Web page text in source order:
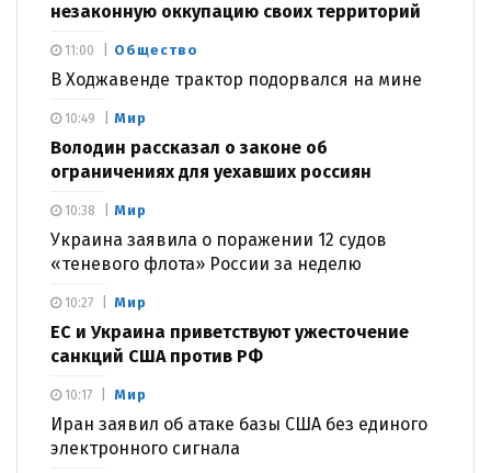
незаконную оккупацию своих территорий
Общество
В Ходжавенде трактор подорвался на мине
11:00
Мир
Володин рассказал о законе об
ограничениях для уехавших россиян
10:49
Мир
Украина заявила о поражении 12 судов
«теневого флота» России за неделю
10:38
Мир
ЕС и Украина приветствуют ужесточение
санкций США против РФ
10:27
Мир
Иран заявил об атаке базы США без единого
электронного сигнала
10:17